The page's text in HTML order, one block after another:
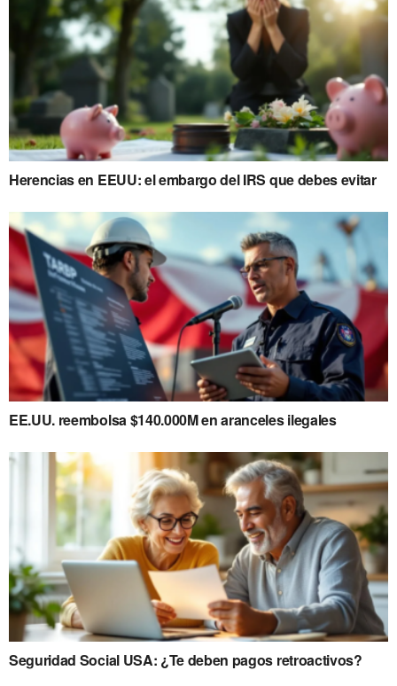
Herencias en EEUU: el embargo del IRS que debes evitar
EE.UU. reembolsa $140.000M en aranceles ilegales
Seguridad Social USA: ¿Te deben pagos retroactivos?